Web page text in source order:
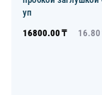
уп
16800.00 ₸ 16.80